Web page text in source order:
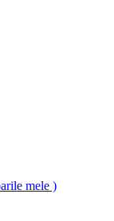
mele )